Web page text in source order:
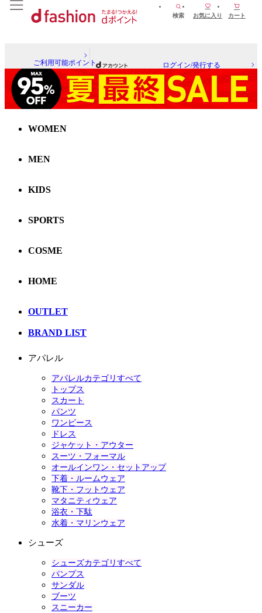
検索 お気に入り カート
ご利用可能ポイント ログイン/発行する
WOMEN
MEN
KIDS
SPORTS
COSME
HOME
OUTLET
BRAND LIST
アパレル
アパレルカテゴリすべて
トップス
スカート
パンツ
ワンピース
ドレス
ジャケット・アウター
スーツ・フォーマル
オールインワン・セットアップ
下着・ルームウェア
靴下・フットウェア
マタニティウェア
浴衣・下駄
水着・マリンウェア
シューズ
シューズカテゴリすべて
パンプス
サンダル
ブーツ
スニーカー